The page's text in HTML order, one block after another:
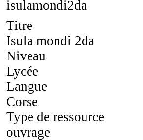
Titre
Isula mondi 2da
Niveau
Lycée
Langue
Corse
Type de ressource
ouvrage